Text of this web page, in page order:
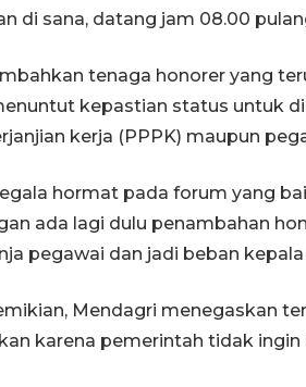
di sana, datang jam 08.00
tenaga honorer yang
kepastian status untuk
kerja (PPPK) maupun
hormat pada forum yang
ada lagi dulu penambahan
pegawai dan jadi beban
Mendagri menegaskan
karena pemerintah tidak